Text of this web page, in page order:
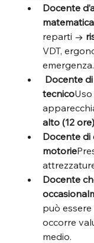
Docente
reparti →
VDT,
emergenza.
Docente
tecnico
alto (12 ore)
Docente di
motorie
Docente
può
occorre
medio.